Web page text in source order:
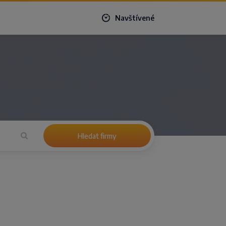
Navštívené
Hledat firmy